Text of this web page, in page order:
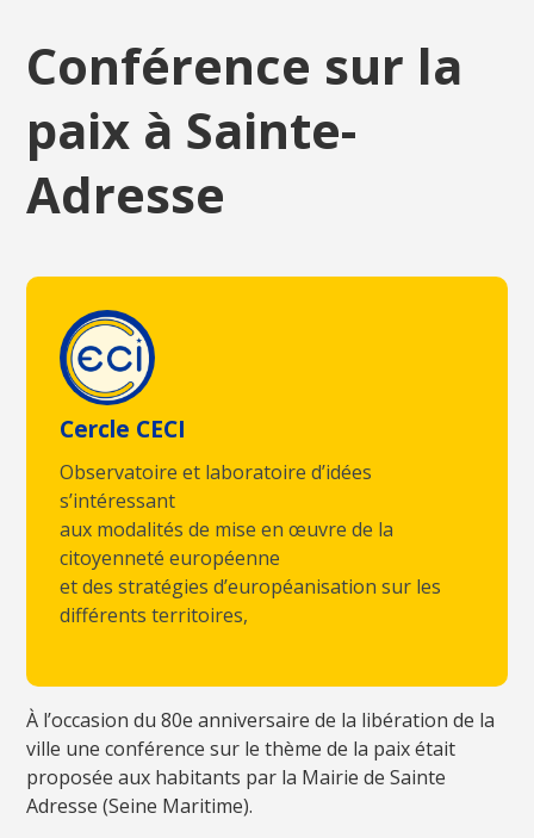
Conférence sur la
paix à Sainte-
Adresse
Cercle CECI
Observatoire et laboratoire d’idées
s’intéressant
aux modalités de mise en œuvre de la
citoyenneté européenne
et des stratégies d’européanisation sur les
différents territoires,
À l’occasion du 80e anniversaire de la libération de la
ville une conférence sur le thème de la paix était
proposée aux habitants par la Mairie de Sainte
Adresse (Seine Maritime).